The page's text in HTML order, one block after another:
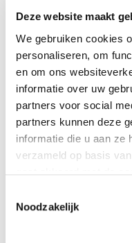
Deze website maakt
We gebruiken cookies
personaliseren, om
en om ons
informatie over uw
partners voor social
partners kunnen deze
informatie die u aan ze
verzameld op basis
Noodzakelijk
zich op verschillende
dus een logische zet om
natuur-albums.
geschreven, waarvan het
is.